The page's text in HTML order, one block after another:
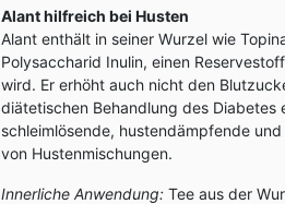
Alant hilfreich bei Husten
Alant enthält in seiner Wurzel wie
Polysaccharid Inulin, einen
wird. Er erhöht auch nicht den
diätetischen Behandlung des Diabetes
schleimlösende, hustendämpfende
von Hustenmischungen.
Innerliche Anwendung: Tee aus der